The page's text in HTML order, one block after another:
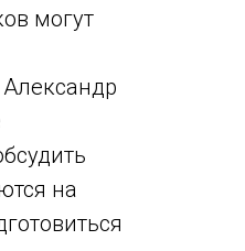
могут
Александр
на